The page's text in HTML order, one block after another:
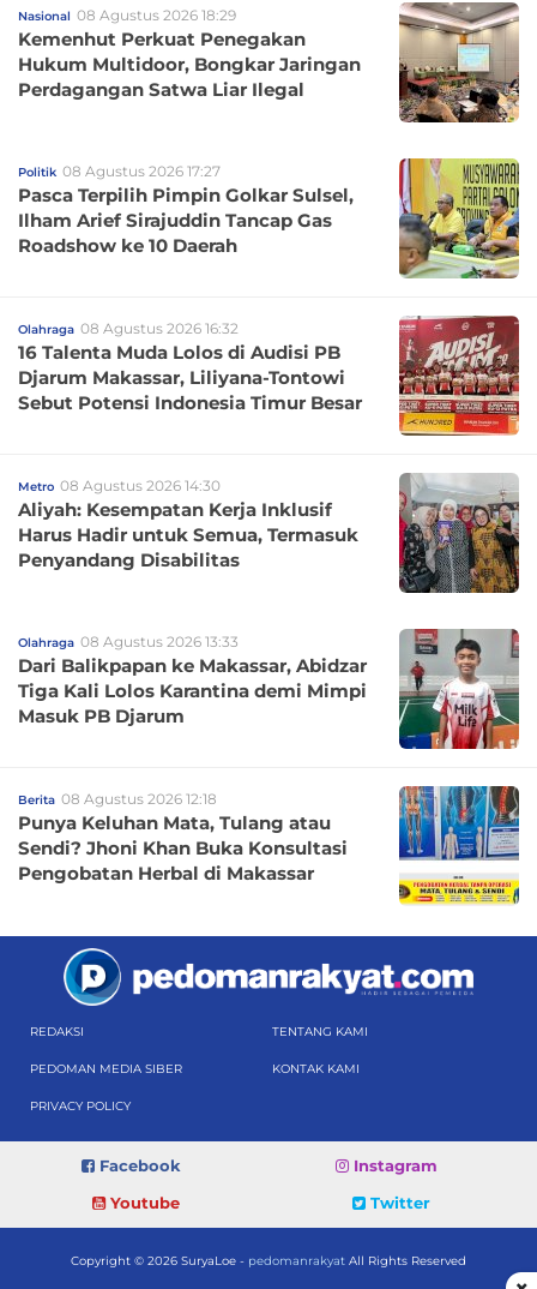
Nasional 08 Agustus 2026 18:29
Kemenhut Perkuat Penegakan
Hukum Multidoor, Bongkar Jaringan
Perdagangan Satwa Liar Ilegal
Politik 08 Agustus 2026 17:27
Pasca Terpilih Pimpin Golkar Sulsel,
Ilham Arief Sirajuddin Tancap Gas
Roadshow ke 10 Daerah
Olahraga 08 Agustus 2026 16:32
16 Talenta Muda Lolos di Audisi PB
Djarum Makassar, Liliyana-Tontowi
Sebut Potensi Indonesia Timur Besar
Metro 08 Agustus 2026 14:30
Aliyah: Kesempatan Kerja Inklusif
Harus Hadir untuk Semua, Termasuk
Penyandang Disabilitas
Olahraga 08 Agustus 2026 13:33
Dari Balikpapan ke Makassar, Abidzar
Tiga Kali Lolos Karantina demi Mimpi
Masuk PB Djarum
Berita 08 Agustus 2026 12:18
Punya Keluhan Mata, Tulang atau
Sendi? Jhoni Khan Buka Konsultasi
Pengobatan Herbal di Makassar
REDAKSI TENTANG KAMI
PEDOMAN MEDIA SIBER KONTAK KAMI
PRIVACY POLICY
Facebook
Instagram
Youtube
Twitter
Copyright © 2026 SuryaLoe - pedomanrakyat All Rights Reserved